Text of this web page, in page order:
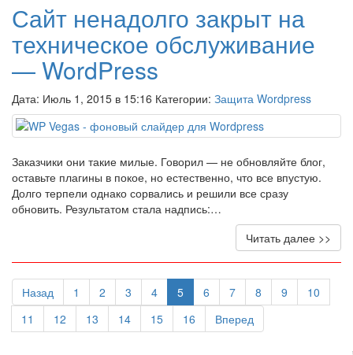
Сайт ненадолго закрыт на
техническое обслуживание
— WordPress
Дата: Июль 1, 2015 в 15:16 Категории: Защита Wordpress
Заказчики они такие милые. Говорил — не обновляйте блог,
оставьте плагины в покое, но естественно, что все впустую.
Долго терпели однако сорвались и решили все сразу
обновить. Результатом стала надпись:…
Читать далее >>
Назад 1 2 3 4 5 6 7 8 9
10
11
12 13 14 15 16 Вперед